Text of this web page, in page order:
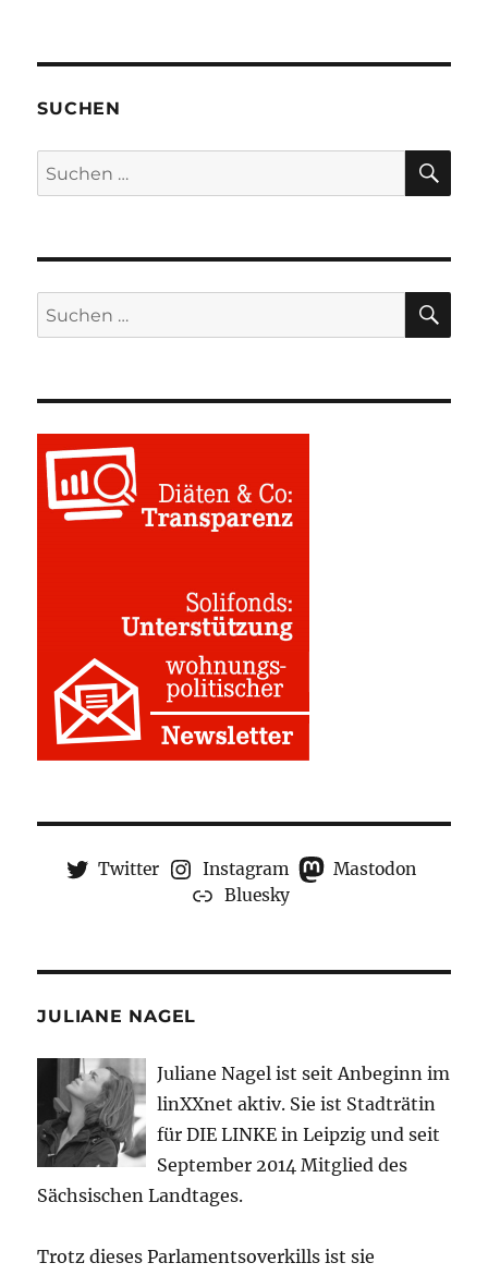
SUCHEN
Suchen
nach:
Suchen
nach:
Twitter Instagram
Mastodon
Bluesky
JULIANE NAGEL
Juliane Nagel ist seit Anbeginn im
linXXnet aktiv. Sie ist Stadträtin
für DIE LINKE in Leipzig und seit
September 2014 Mitglied des
Sächsischen Landtages.
Trotz dieses Parlamentsoverkills ist sie